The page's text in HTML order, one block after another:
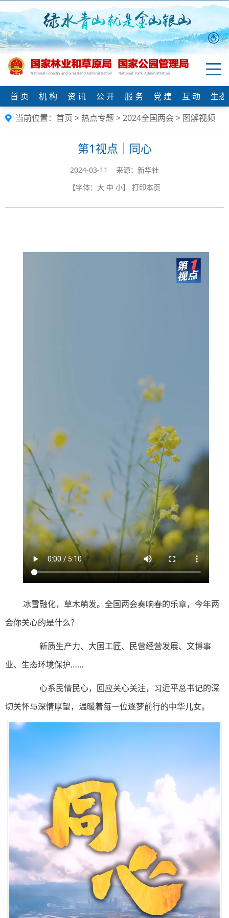
首 页 机 构 资 讯 公 开 服 务 党 建 互 动
生
当前位置： 首页 > 热点专题>2024全国两会 > 图解视频
第1视点｜同心
2024-03-11 来源：新华社
【字体： 大 中 小】 打印本页
冰雪融化，草木萌发。全国两会奏响春的乐章，今年两
会你关心的是什么？
新质生产力、大国工匠、民营经营发展、文博事
业、生态环境保护……
心系民情民心，回应关心关注，习近平总书记的深
切关怀与深情厚望，温暖着每一位逐梦前行的中华儿女。